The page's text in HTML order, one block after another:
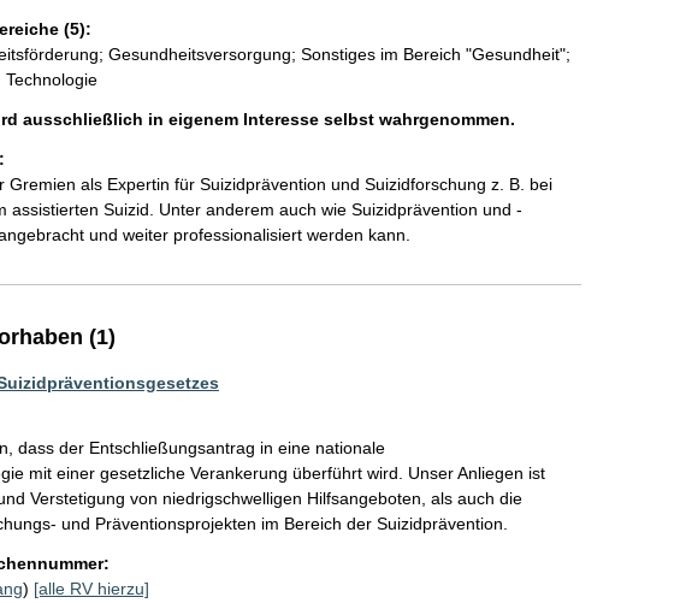
(5):
Gesundheitsversorgung; Sonstiges im Bereich "Gesundheit";
ausschließlich in eigenem Interesse selbst wahrgenommen.
Gremien als Expertin für Suizidprävention und Suizidforschung z. B. bei
assistierten Suizid. Unter anderem auch wie Suizidprävention und -
(1)
dass der Entschließungsantrag in eine nationale
mit einer gesetzliche Verankerung überführt wird. Unser Anliegen ist
Verstetigung von niedrigschwelligen Hilfsangeboten, als auch die
und Präventionsprojekten im Bereich der Suizidprävention.
) [alle RV hierzu]